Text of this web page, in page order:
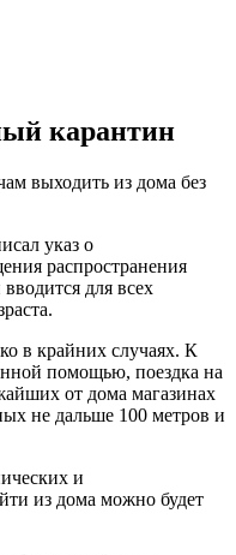
карантин
выходить из дома без
указ о
распространения
для всех
в крайних случаях. К
помощью, поездка на
от дома магазинах
не дальше 100 метров и
и
из дома можно будет